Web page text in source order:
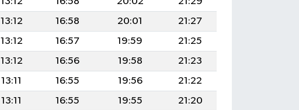
13:12 16:58 20:01
21:27
13:12 16:57 19:59
21:25
13:12 16:56 19:58
21:23
13:11 16:55 19:56
21:22
13:11 16:55 19:55 21:20